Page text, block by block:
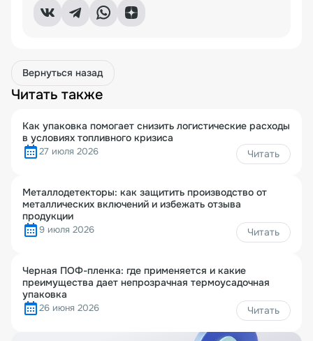
Вернуться назад
Читать также
Как упаковка помогает снизить логистические расходы
в условиях топливного кризиса
27 июля 2026 Читать
Металлодетекторы: как защитить производство от
металлических включений и избежать отзыва
продукции
9 июля 2026 Читать
Черная ПОФ-пленка: где применяется и какие
преимущества дает непрозрачная термоусадочная
упаковка
26 июня 2026 Читать